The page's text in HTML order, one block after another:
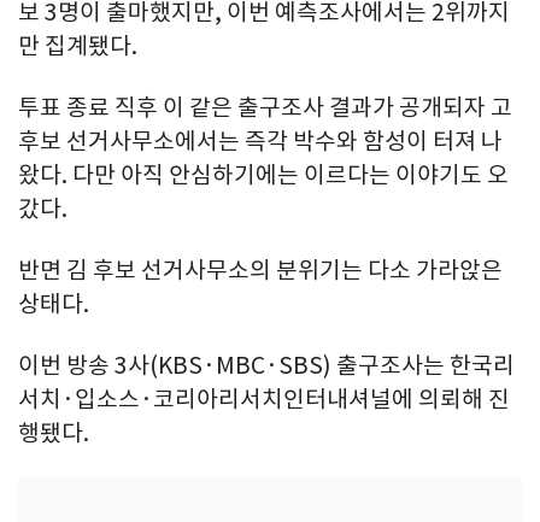
보 3명이 출마했지만, 이번 예측조사에서는 2위까지
만 집계됐다.
투표 종료 직후 이 같은 출구조사 결과가 공개되자 고
후보 선거사무소에서는 즉각 박수와 함성이 터져 나
왔다. 다만 아직 안심하기에는 이르다는 이야기도 오
갔다.
반면 김 후보 선거사무소의 분위기는 다소 가라앉은
상태다.
이번 방송 3사(KBS·MBC·SBS) 출구조사는 한국리
서치·입소스·코리아리서치인터내셔널에 의뢰해 진
행됐다.